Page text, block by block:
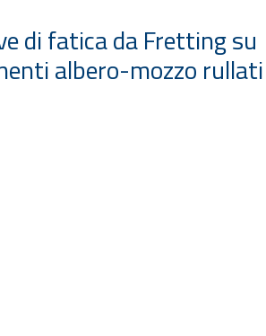
di fatica da Fretting su
albero-mozzo rullati